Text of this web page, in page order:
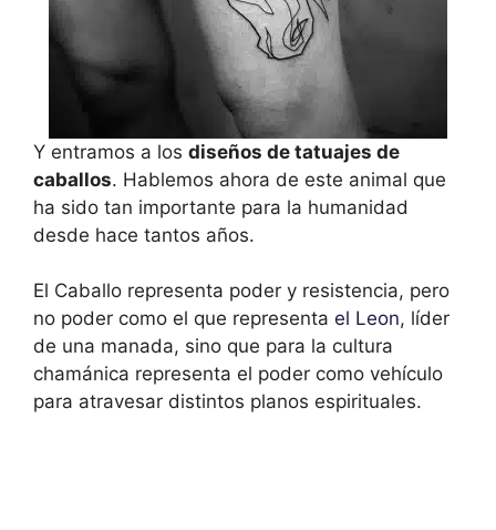
Y entramos a los diseños de tatuajes de
caballos. Hablemos ahora de este animal que
ha sido tan importante para la humanidad
desde hace tantos años.
El Caballo representa poder y resistencia, pero
no poder como el que representa el Leon, líder
de una manada, sino que para la cultura
chamánica representa el poder como vehículo
para atravesar distintos planos espirituales.